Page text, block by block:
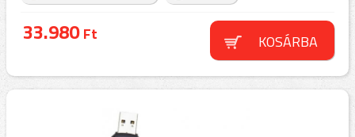
33.980Ft KOSÁRBA